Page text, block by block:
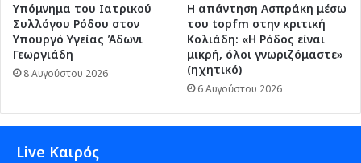
Υπόμνημα του Ιατρικού
Συλλόγου Ρόδου στον
Υπουργό Υγείας Άδωνι
Γεωργιάδη
8 Αυγούστου 2026
Η απάντηση Ασπράκη μέσω
του topfm στην κριτική
Κολιάδη: «Η Ρόδος είναι
μικρή, όλοι γνωριζόμαστε»
(ηχητικό)
6 Αυγούστου 2026
Live Καιρός